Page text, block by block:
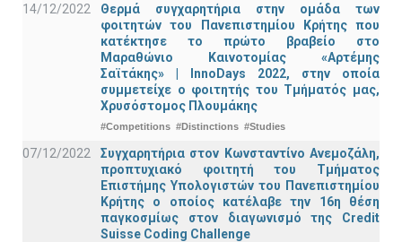
14/12/2022
Θερμά συγχαρητήρια στην ομάδα των
φοιτητών του Πανεπιστημίου Κρήτης που
κατέκτησε το πρώτο βραβείο στο
Μαραθώνιο Καινοτομίας «Αρτέμης
Σαϊτάκης» | InnoDays 2022, στην οποία
συμμετείχε ο φοιτητής του Τμήματός μας,
Χρυσόστομος Πλουμάκης
#Competitions #Distinctions #Studies
07/12/2022
Συγχαρητήρια στον Κωνσταντίνο Ανεμοζάλη,
προπτυχιακό φοιτητή του Τμήματος
Επιστήμης Υπολογιστών του Πανεπιστημίου
Κρήτης ο οποίος κατέλαβε την 16η θέση
παγκοσμίως στον διαγωνισμό της Credit
Suisse Coding Challenge